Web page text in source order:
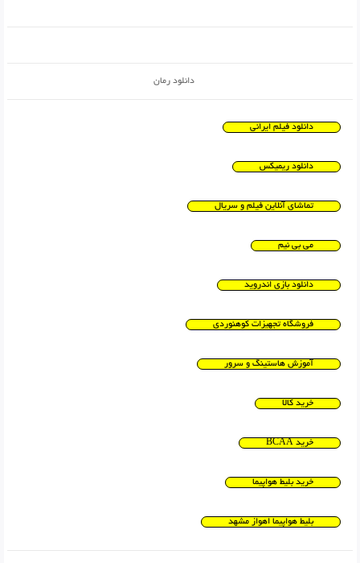
دانلود رمان
دانلود فیلم ایرانی
دانلود ریمیکس
تماشای آنلاین فیلم و سریال
می بی نیم
دانلود بازی اندروید
فروشگاه تجهیزات کوهنوردی
آموزش هاستینگ و سرور
خرید کالا
خرید BCAA
خرید بلیط هواپیما
بلیط هواپیما اهواز مشهد